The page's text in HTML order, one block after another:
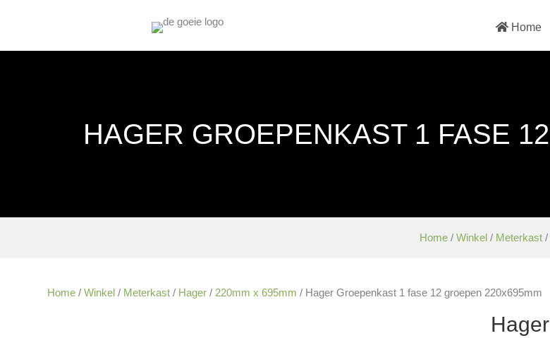
Home
HAGER GROEPENKAST 1 FASE
Home / Winkel / Meterkast /
Home /Winkel / Meterkast / Hager / 220mm x 695mm / Hager Groepenkast 1 fase 12 groepen 220x695mm